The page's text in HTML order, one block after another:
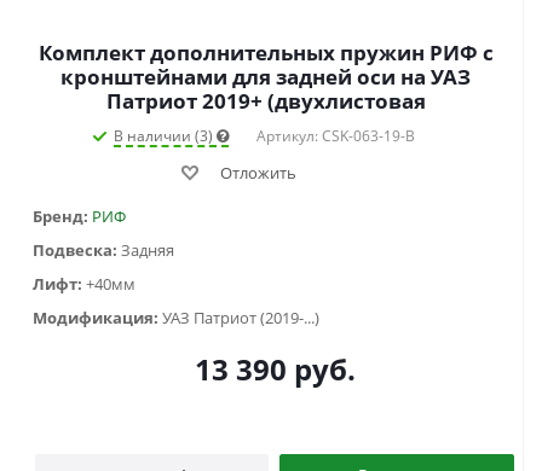
Комплект дополнительных пружин РИФ с
кронштейнами для задней оси на УАЗ
Патриот 2019+ (двухлистовая
В наличии (3) Артикул: CSK-063-19-B
Отложить
Бренд: РИФ
Подвеска: Задняя
Лифт: +40мм
Модификация: УАЗ Патриот (2019-...)
13 390 руб.